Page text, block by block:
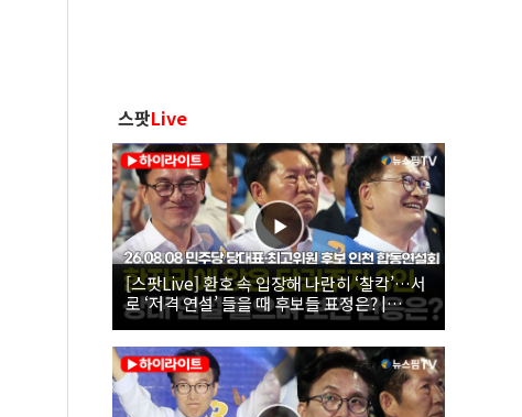
스팟Live
[스팟Live] 환호 속 입장해 나란히 ‘찰칵’…서
로 ‘저격 연설’ 들을 때 후보들 표정은? |
26.08.08 더불어민주당 당대표·최고위원 후
보 인천 합동연설회